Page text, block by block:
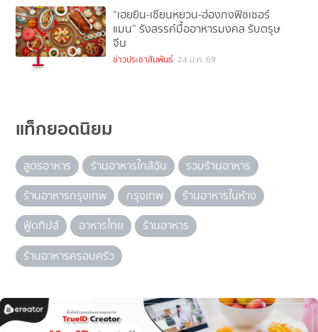
1
“เฮยยิน-เซียนหยวน-ฮ่องกงฟิชเชอร์
แมน” รังสรรค์มื้ออาหารมงคล รับตรุษ
จีน
ข่าวประชาสัมพันธ์ 24 ม.ค. 69
แท็กยอดนิยม
สูตรอาหาร ร้านอาหารใกล้ฉัน
รวมร้านอาหาร
ร้านอาหารกรุงเทพ
กรุงเทพ
ร้านอาหารในห้าง
ฟู้ดทิปส์
อาหารไทย
ร้านอาหาร
ร้านอาหารครอบครัว